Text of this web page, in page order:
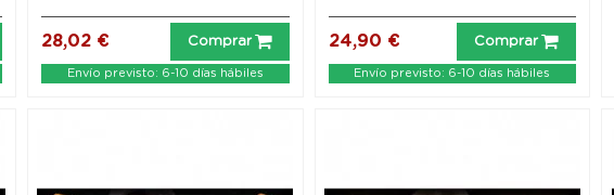
28,02 € Comprar
Envío previsto: 6-10 días hábiles
24,90 € Comprar
Envío previsto: 6-10 días hábiles